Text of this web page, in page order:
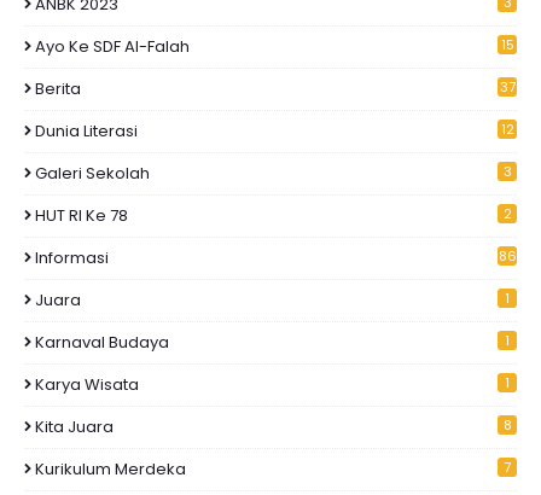
Ayo Ke SDF Al-Falah 15
Berita 37
Dunia Literasi 12
Galeri Sekolah 3
HUT RI Ke 78 2
Informasi 86
Juara 1
Karnaval Budaya 1
Karya Wisata 1
Kita Juara 8
Kurikulum Merdeka 7